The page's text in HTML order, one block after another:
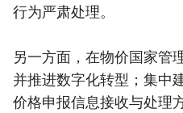
行为严肃处理。
另一方面，在物价国家管
并推进数字化转型；集中
价格申报信息接收与处理